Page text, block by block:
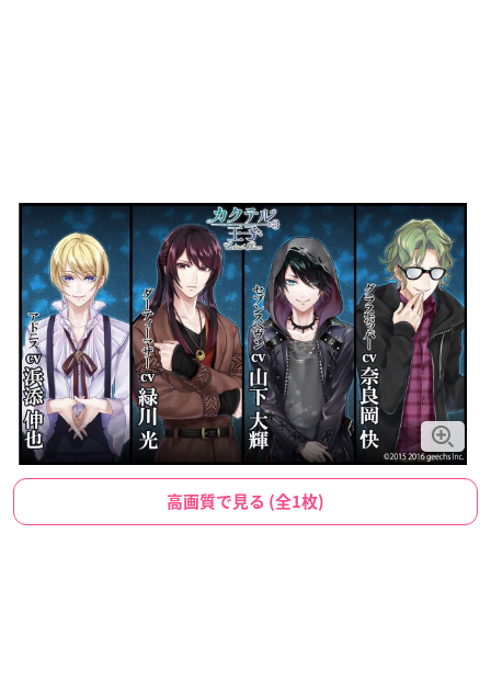
高画質で見る (全1枚)